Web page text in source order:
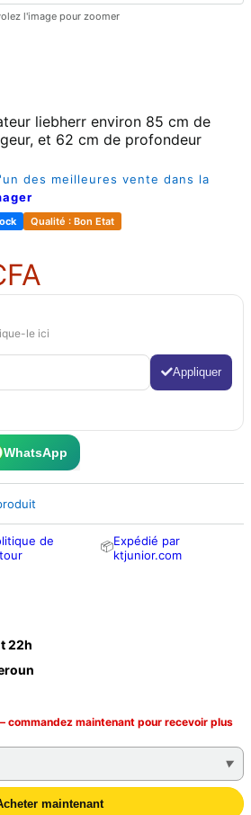
l'image pour zoomer
liebherr environ 85 cm de
et 62 cm de profondeur
des meilleures vente dans la
Qualité : Bon Etat
le ici
Appliquer
WhatsApp
de
📦Expédié par
ktjunior.com
22h
commandez maintenant pour recevoir plus
maintenant